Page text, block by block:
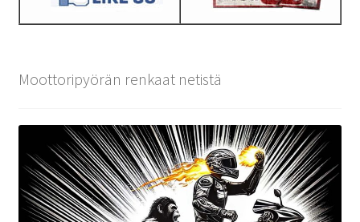
Moottoripyörän renkaat netistä